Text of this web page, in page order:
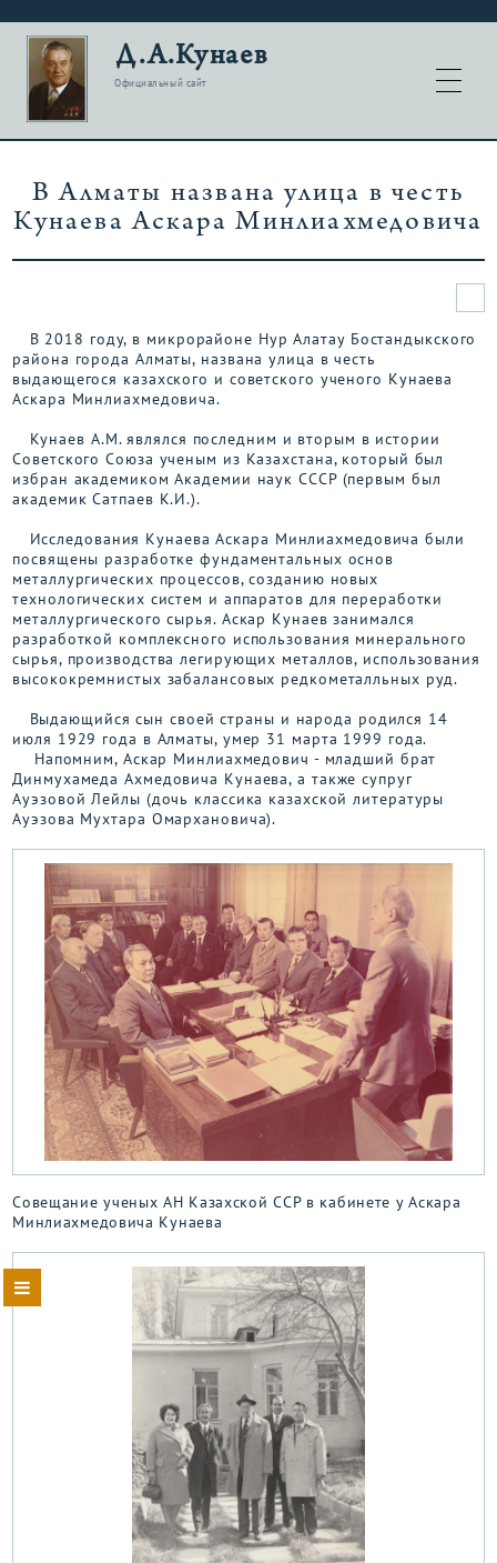
Д.А.Кунаев
Официальный сайт
В Алматы названа улица в честь
Кунаева Аскара Минлиахмедовича
В 2018 году, в микрорайоне Нур Алатау Бостандыкского
района города Алматы, названа улица в честь
выдающегося казахского и советского ученого Кунаева
Аскара Минлиахмедовича.
Кунаев А.М. являлся последним и вторым в истории
Советского Союза ученым из Казахстана, который был
избран академиком Академии наук СССР (первым был
академик Сатпаев К.И.).
Исследования Кунаева Аскара Минлиахмедовича были
посвящены разработке фундаментальных основ
металлургических процессов, созданию новых
технологических систем и аппаратов для переработки
металлургического сырья. Аскар Кунаев занимался
разработкой комплексного использования минерального
сырья, производства легирующих металлов, использования
высококремнистых забалансовых редкометалльных руд.
Выдающийся сын своей страны и народа родился 14
июля 1929 года в Алматы, умер 31 марта 1999 года.
Напомним, Аскар Минлиахмедович - младший брат
Динмухамеда Ахмедовича Кунаева, а также супруг
Ауэзовой Лейлы (дочь классика казахской литературы
Ауэзова Мухтара Омархановича).
Совещание ученых АН Казахской ССР в кабинете у Аскара
Минлиахмедовича Кунаева